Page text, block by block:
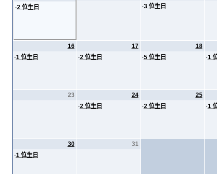
·2 位生日
·3 位生日
16
·1 位生日
17
·2 位生日
18
·5 位生日 ·1
23
24
·2 位生日
25
·2 位生日 ·1
30
·1 位生日
31